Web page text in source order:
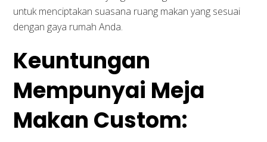
untuk menciptakan suasana ruang makan yang sesuai
dengan gaya rumah Anda.
Keuntungan
Mempunyai Meja
Makan Custom: